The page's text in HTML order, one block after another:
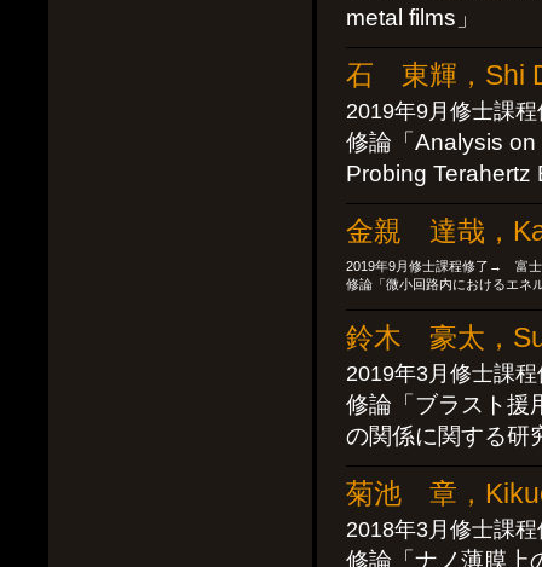
metal films」
石 東輝，Shi
2019年9月修士課
修論「Analysis
Probing Terahertz
金親 達哉，
2019年9月修士課程修了→ 富
修論「微小回路内におけるエネ
鈴木 豪太，
2019年3月修士課
修論「ブラスト援
の関係に関する研
菊池 章，
2018年3月修士課
修論「ナノ薄膜上